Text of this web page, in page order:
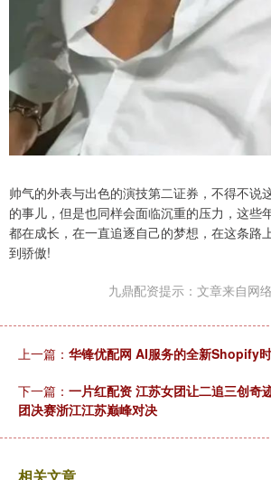
帅气的外表与出色的演技第二证券，不得不说
的事儿，但是也同样会面临沉重的压力，这些
都在成长，在一直追逐自己的梦想，在这条路
到骄傲!
九鼎配资提示：文章来自网
上一篇： 华锋优配网 AI服务的全新Shopify
下一篇： 一片红配资 江苏女团让二追三创奇
团决赛浙江江苏巅峰对决
相关文章